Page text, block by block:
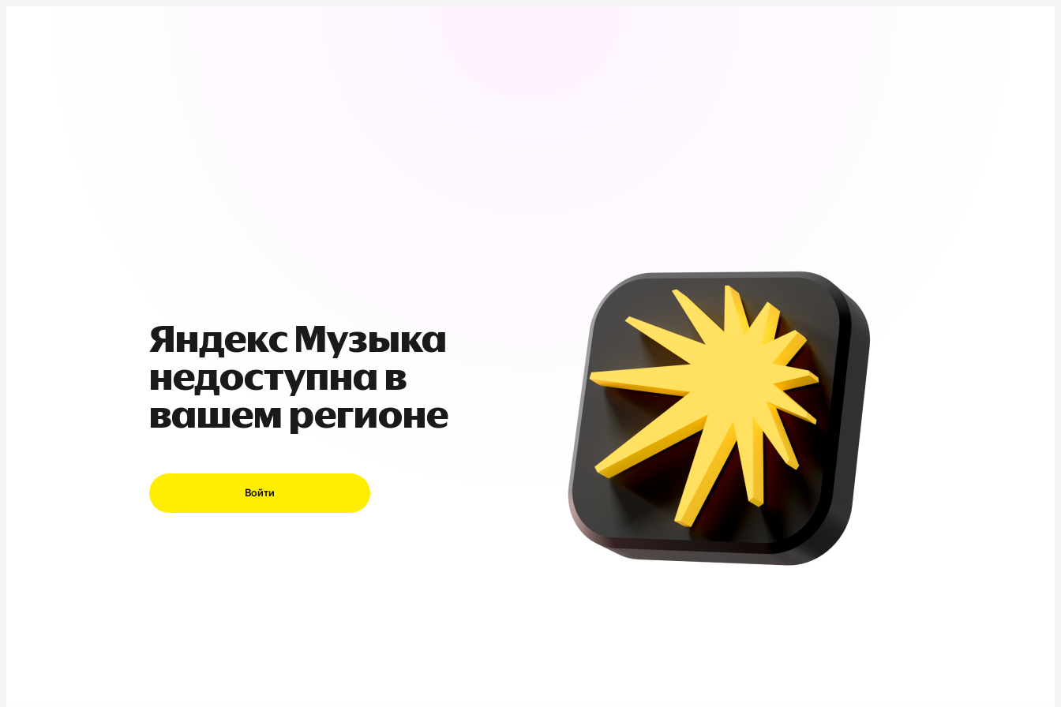
Яндекс Музыка
недоступна в
вашем регионе
Войти